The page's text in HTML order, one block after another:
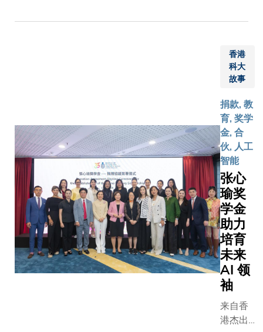
有加密
战，并
码学作
于金管局
活动——
上正式公
管局、香
限公司、
会及科大
（科大商
办。随着
续快速发
构正积极
准备，以
术可能无
数据及关
具将为银
及指引，
香港
科大
故事
捐款, 教
育, 奖学
金, 合
伙, 人工
智能
张心
瑜奖
学金
助力
培育
未来
AI 领
袖
来自香
港杰出